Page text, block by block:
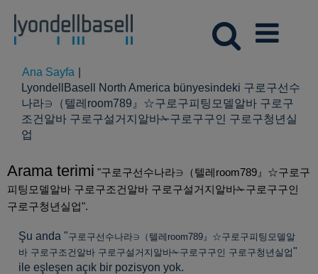
Ana Sayfa
LyondellBasell North America bünyesindeki 구로구선수
나라∋（텔레room789』☆구로구피팅모델알바 구로구
조건알바 구로구설거지알바✁구로구구인 구로구청년실
업
Arama terimi "구로구선수나라∋（텔레room789』☆구로구
피팅모델알바 구로구조건알바 구로구설거지알바✁구로구구인
구로구청년실업".
Şu anda "구로구선수나라∋（텔레room789』☆구로구피팅모델알
바 구로구조건알바 구로구설거지알바✁구로구구인 구로구청년실업"
ile eşleşen açık bir pozisyon yok.